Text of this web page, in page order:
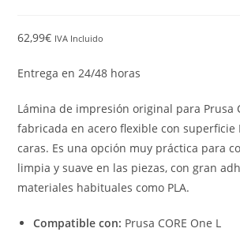
62,99€ IVA Incluido
Entrega en 24/48 horas
Lámina de impresión original para Prusa
fabricada en acero flexible con superficie
caras. Es una opción muy práctica para
limpia y suave en las piezas, con gran
materiales habituales como PLA.
Compatible con: Prusa CORE One L